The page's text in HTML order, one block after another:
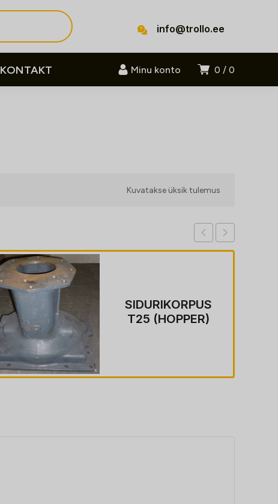
info@trollo.ee
0 0
Minu konto
KONTAKT
Kuvatakse üksik tulemus
SIDURIKORPUS
T25 (HOPPER)